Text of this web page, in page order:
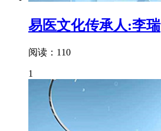
易医文化传承人:李瑞
阅读：110
1